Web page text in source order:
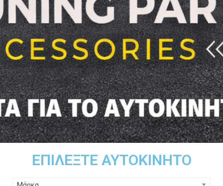
ΕΠΙΛΈΞΤΕ ΑΥΤΟΚΊΝΗΤΟ